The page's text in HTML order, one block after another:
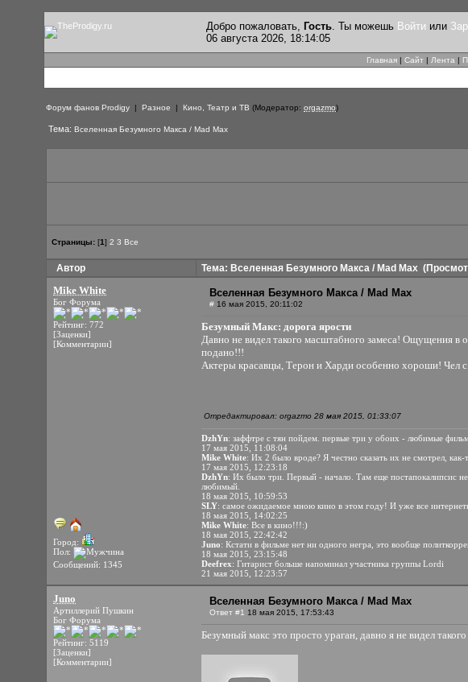
Добро пожаловать, Гость. Ты можешь Войти или
06 августа 2026, 18:14:05
Главная | Сайт | Лента |
Форум фанов Prodigy | Разное | Кино, Театр и ТВ (Модератор: orgazmo)
Тема: Вселенная Безумного Макса / Mad Max
Страницы: [1] 2 3 Все
Автор Тема: Вселенная Безумного Макса / Mad Max
Mike White
Бог Форума
Рейтинг: 772
[Заценки]
[Комментарии]
Город:
Пол:
Сообщений: 1345
Вселенная Безумного Макса / Mad Max
# 16 мая 2015, 20:11:02
Безумный Макс: дорога ярости
Давно не видел такого масштабного замеса! Ощущения в
подано!!!
Актеры красавцы, Терон и Харди особенно хороши! Чел с
Отредактировал: orgazmo 28 мая 2015, 01:33:07
DzhYn: заффтре с тян пойдем. первые три у обоих - любимые
17 мая 2015, 11:08:04
Mike White: Их 2 было вроде? Я честно сказать их не смотрел,
17 мая 2015, 12:23:18
DzhYn: Их было три. Первый - начало. Там еще постапокалипсис
любимый.
18 мая 2015, 10:59:53
SLY: самое ожидаемое мною кино в этом году! И уже все
18 мая 2015, 14:02:25
Mike White: Все в кино!!!:)
18 мая 2015, 22:42:42
Juno: Кстати в фильме нет ни одного негра, это вообще
18 мая 2015, 23:15:48
Deefrex: Гитарист больше напоминал участника группы Lordi
21 мая 2015, 12:23:57
Juno
Артиллерий Пушкин
Бог Форума
Рейтинг: 5119
[Заценки]
[Комментарии]
Вселенная Безумного Макса / Mad Max
Ответ #1 18 мая 2015, 17:53:43
Безумный макс это просто ураган, давно я не видел